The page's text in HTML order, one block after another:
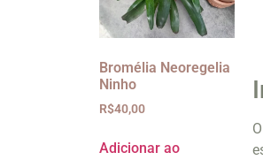
Bromélia Neoregelia
Ninho
R$40,00
Adicionar ao